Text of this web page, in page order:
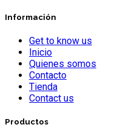
Información
Get to know us
Inicio
Quienes somos
Contacto
Tienda
Contact us
Productos